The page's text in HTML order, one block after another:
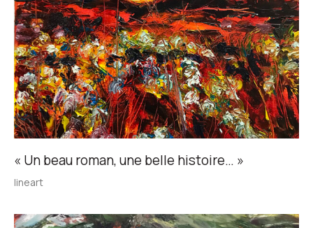
« Un beau roman, une belle histoire… »
lineart